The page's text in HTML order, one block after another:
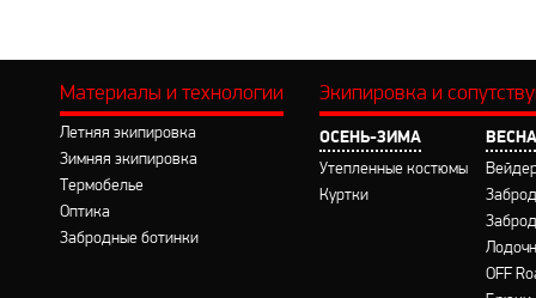
Материалы и технологии
Летняя экипировка
Зимняя экипировка
Термобелье
Оптика
Забродные ботинки
Экипировка и
ОСЕНЬ-ЗИМА
Утепленные костюмы
Куртки
OFF